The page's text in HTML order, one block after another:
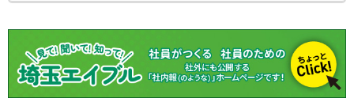
店はけやき通り沿いにございますので、お買物の合間にお気軽に
お立ち寄り下さい。スタッフ一同心よりお待ちしております。
賃貸物件をお探しならエイブル東川口店へ！